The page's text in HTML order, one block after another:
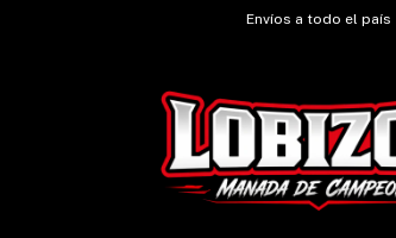
Envíos a todo el país